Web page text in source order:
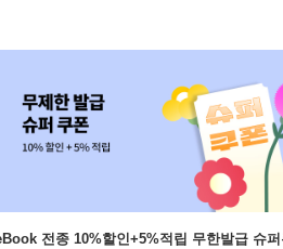
전종 10%할인+5%적립 무한발급 슈